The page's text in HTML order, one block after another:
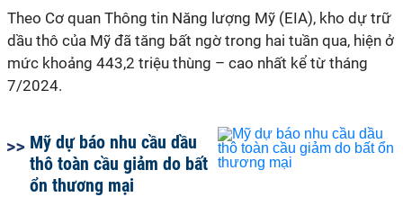
Theo Cơ quan Thông tin Năng lượng Mỹ (EIA), kho dự trữ
dầu thô của Mỹ đã tăng bất ngờ trong hai tuần qua, hiện ở
mức khoảng 443,2 triệu thùng – cao nhất kể từ tháng
7/2024.
Mỹ dự báo nhu cầu dầu
thô toàn cầu giảm do bất
ổn thương mại